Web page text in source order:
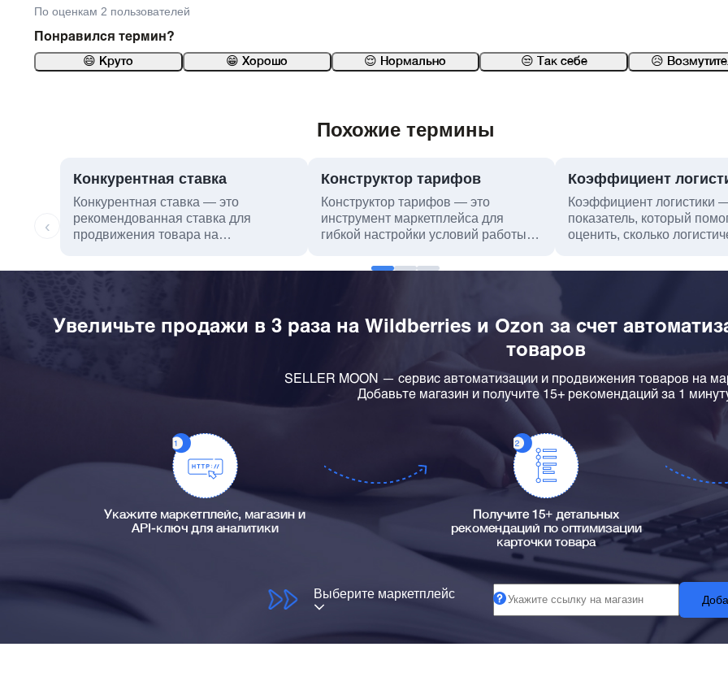
По оценкам 2 пользователей
Понравился термин?
😄 Круто 😁 Хорошо 😌 Нормально 😒 Так себе 😥
Похожие термины
‹
Конкурентная ставка
Конкурентная ставка — это
рекомендованная ставка для
продвижения товара на
Конструктор тарифов
Конструктор тарифов — это
инструмент маркетплейса для
гибкой настройки условий работы
Коэффициент
Коэффициент логистики
показатель, который
оценить, сколько
Увеличьте продажи в 3 раза на Wildberries и Ozon за счет
товаров
SELLER MOON — сервис автоматизации и продвижения товаров на
Добавьте магазин и получите 15+ рекомендаций за 1
Укажите маркетплейс, магазин и
API-ключ для аналитики
Получите 15+ детальных
рекомендаций по оптимизации
карточки товара
Выберите маркетплейс